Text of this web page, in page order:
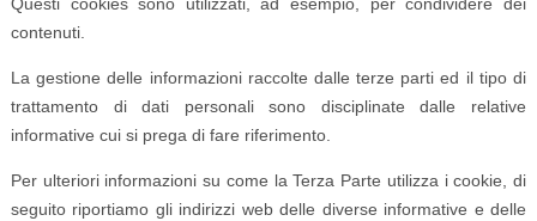
contenuti.
La gestione delle informazioni raccolte dalle terze parti ed il tipo di
trattamento di dati personali sono disciplinate dalle relative
informative cui si prega di fare riferimento.
Per ulteriori informazioni su come la Terza Parte utilizza i cookie, di
seguito riportiamo gli indirizzi web delle diverse informative e delle